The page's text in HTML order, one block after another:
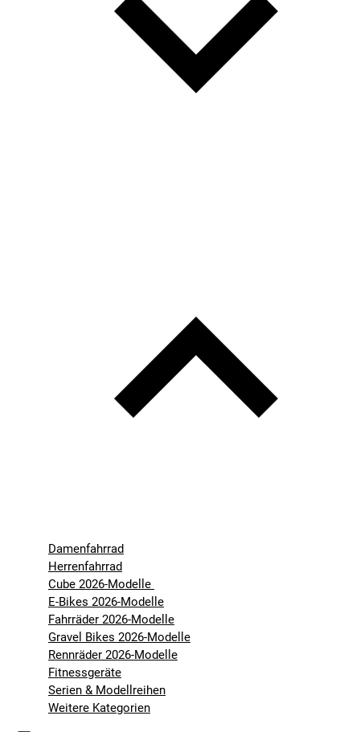
Damenfahrrad
Herrenfahrrad
Cube 2026-Modelle
E-Bikes 2026-Modelle
Fahrräder 2026-Modelle
Gravel Bikes 2026-Modelle
Rennräder 2026-Modelle
Fitnessgeräte
Serien & Modellreihen
Weitere Kategorien